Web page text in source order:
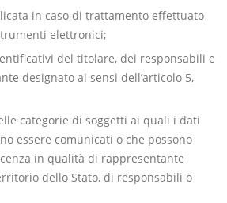
in caso di trattamento effettuato
elettronici;
del titolare, dei responsabili e
designato ai sensi dell’articolo 5,
categorie di soggetti ai quali i dati
essere comunicati o che possono
in qualità di rappresentante
dello Stato, di responsabili o